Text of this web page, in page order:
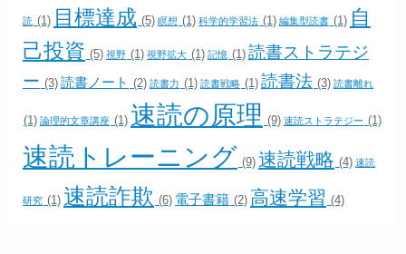
読 (1) 目標達成 (5) 瞑想 (1) 科学的学習法 (1) 編集型読書 (1) 自
己投資 (5) 視野 (1) 視野拡大 (1) 記憶 (1) 読書ストラテジ
ー (3) 読書ノート (2) 読書力 (1) 読書戦略 (1) 読書法 (3) 読書離れ
(1) 論理的文章講座 (1) 速読の原理 (9) 速読ストラテジー (1)
速読トレーニング (9) 速読戦略 (4) 速読
研究 (1) 速読詐欺 (6) 電子書籍 (2) 高速学習 (4)